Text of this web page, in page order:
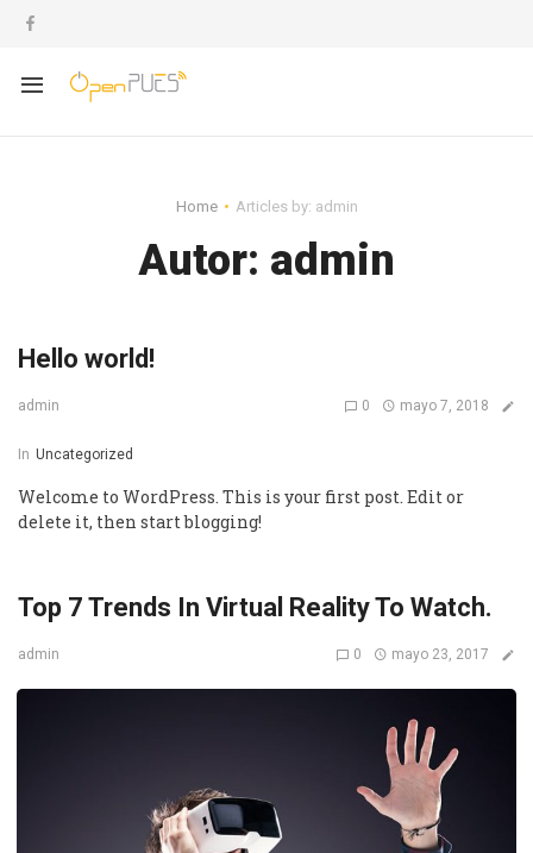
Home Articles by: admin
Autor: admin
Hello world!
admin 0 mayo 7, 2018
In Uncategorized
Welcome to WordPress. This is your first post. Edit or
delete it, then start blogging!
Top 7 Trends In Virtual Reality To Watch.
admin 0 mayo 23, 2017